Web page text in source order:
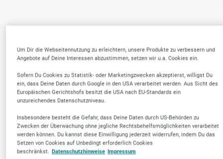
Um Dir die Webseitennutzung zu erleichtern, unsere Produkte zu verbessern und
Angebote auf Deine Interessen abzustimmen, setzen wir u.a. Cookies ein.
Sofern Du Cookies zu Statistik- oder Marketingzwecken akzeptierst, willigst Du
ein, dass Deine Daten durch Google in den USA verarbeitet werden. Aus Sicht des
Europäischen Gerichtshofs besitzt die USA nach EU-Standards ein
unzureichendes Datenschutzniveau.
Insbesondere besteht die Gefahr, dass Deine Daten durch US-Behörden zu
Zwecken der Überwachung ohne jegliche Rechtsbehelfsmöglichkeiten verarbeitet
werden können. Du kannst diese Einwilligung jederzeit widerrufen, indem Du das
Setzen von Cookies auf Unbedingt erforderlich Cookies
beschränkst. Datenschutzhinweise Impressum